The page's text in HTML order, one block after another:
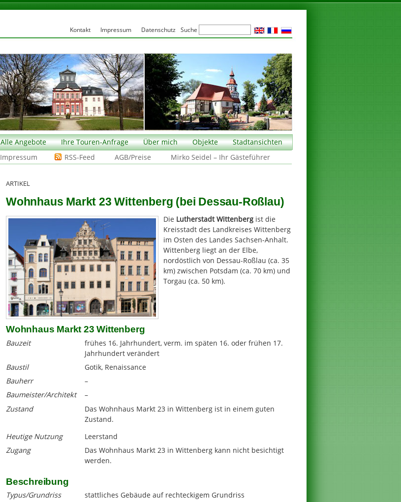
Alle Angebote Ihre Touren-Anfrage Über mich Objekte
Stadtansichten
Impressum RSS-Feed AGB/Preise Mirko Seidel – Ihr Gästeführer
ARTIKEL
Wohnhaus Markt 23 Wittenberg (bei Dessau-Roßlau)
Die Lutherstadt Wittenberg ist die
Kreisstadt des Landkreises Wittenberg
im Osten des Landes Sachsen-Anhalt.
Wittenberg liegt an der Elbe,
nordöstlich von Dessau-Roßlau (ca. 35
km) zwischen Potsdam (ca. 70 km) und
Torgau (ca. 50 km).
Wohnhaus Markt 23 Wittenberg
Bauzeit
frühes 16. Jahrhundert, verm. im späten 16. oder frühen 17.
Jahrhundert verändert
Baustil
Gotik, Renaissance
Bauherr
–
Baumeister/Architekt
–
Zustand
Das Wohnhaus Markt 23 in Wittenberg ist in einem guten
Zustand.
Heutige Nutzung
Leerstand
Zugang
Das Wohnhaus Markt 23 in Wittenberg kann nicht besichtigt
werden.
Beschreibung
Typus/Grundriss
stattliches Gebäude auf rechteckigem Grundriss
Kontakt Impressum Datenschutz Suche